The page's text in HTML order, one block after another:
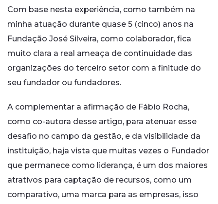
Com base nesta experiência, como também na
minha atuação durante quase 5 (cinco) anos na
Fundação José Silveira, como colaborador, fica
muito clara a real ameaça de continuidade das
organizações do terceiro setor com a finitude do
seu fundador ou fundadores.
A complementar a afirmação de Fábio Rocha,
como co-autora desse artigo, para atenuar esse
desafio no campo da gestão, e da visibilidade da
instituição, haja vista que muitas vezes o Fundador
que permanece como liderança, é um dos maiores
atrativos para captação de recursos, como um
comparativo, uma marca para as empresas, isso